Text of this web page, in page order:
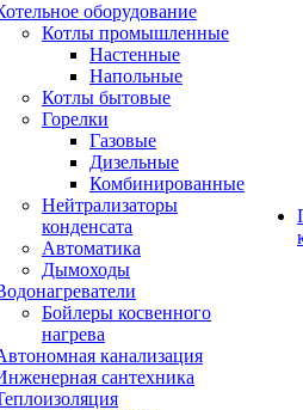
оборудование
Котлы промышленные
Настенные
Напольные
Котлы бытовые
Горелки
Газовые
Дизельные
Комбинированные
Нейтрализаторы
конденсата
Автоматика
Дымоходы
Бойлеры косвенного
нагрева
канализация
сантехника